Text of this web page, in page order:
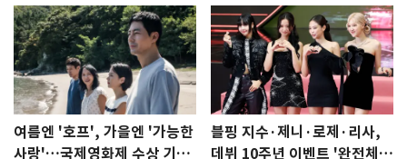
여름엔 '호프', 가을엔 '가능한
사랑'…국제영화제 수상 기대
블핑 지수·제니·로제·리사,
데뷔 10주년 이벤트 '완전체'